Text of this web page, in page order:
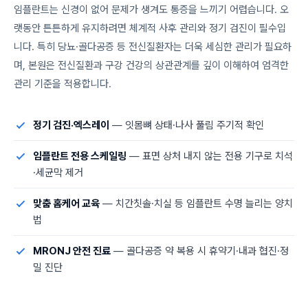
임플란트는 신경이 없어 문제가 생겨도 통증을 느끼기 어렵습니다. 오
랫동안 튼튼하게 유지하려면 체계적 사후 관리와 정기 검진이 필수입
니다. 특히 당뇨·골다공증 등 전신질환자는 더욱 세심한 관리가 필요하
며, 본원은 전신질환과 구강 건강의 상관관계를 깊이 이해하여 엄격한
관리 기준을 적용합니다.
정기 검진·엑스레이 — 잇몸뼈 상태·나사 풀림 주기적 확인
임플란트 전용 스케일링 — 표면 상처 내지 않는 전용 기구로 치석
·세균막 제거
맞춤 홈케어 교육 — 치간칫솔·치실 등 임플란트 수명 늘리는 양치
법
MRONJ 안전 진료 — 골다공증 약 복용 시 휴약기·내과 협진·정
밀 진단